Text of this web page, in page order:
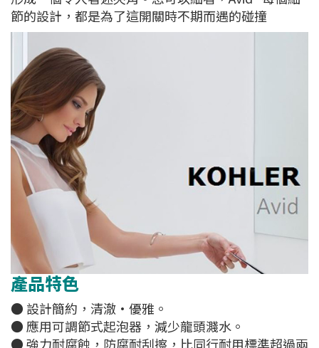
節的設計，都是為了這開關時不期而遇的碰撞
產品特色
● 設計簡約，清澈·優雅。
● 應用可調節式起泡器，減少龍頭濺水。
● 強力耐腐蝕，防腐耐刮擦，比同行耐用標準超過兩